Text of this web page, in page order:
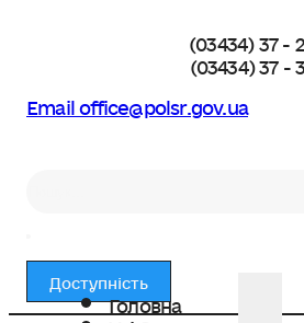
(03434) 37 -
(03434) 37 -
Email office@polsr.gov.ua
Головна
Доступність